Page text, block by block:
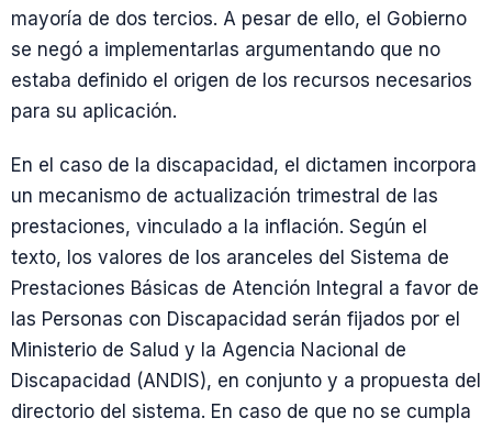
mayoría de dos tercios. A pesar de ello, el Gobierno
se negó a implementarlas argumentando que no
estaba definido el origen de los recursos necesarios
para su aplicación.
En el caso de la discapacidad, el dictamen incorpora
un mecanismo de actualización trimestral de las
prestaciones, vinculado a la inflación. Según el
texto, los valores de los aranceles del Sistema de
Prestaciones Básicas de Atención Integral a favor de
las Personas con Discapacidad serán fijados por el
Ministerio de Salud y la Agencia Nacional de
Discapacidad (ANDIS), en conjunto y a propuesta del
directorio del sistema. En caso de que no se cumpla